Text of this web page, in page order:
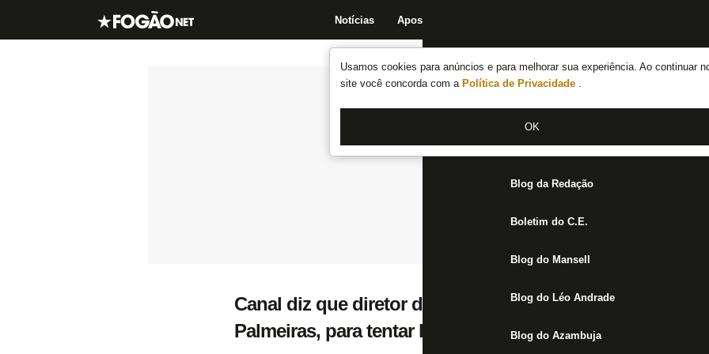
Usamos cookies para anúncios e para melhorar sua experiência. Ao continuar
site você concorda com a Política de Privacidade .
OK
Notícias Apostas
Notícias do Botafogo
Fórum
Jogos
Blog da Redação
Boletim do C.E.
Blog do Mansell
Blog do Léo Andrade
Blog do Azambuja
Canal diz que diretor do Vasco usa nome de Leila Pereira,
Palmeiras, para tentar levar Franclim Carvalho, técnico